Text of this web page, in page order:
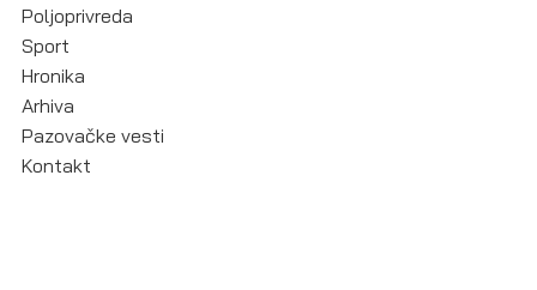
Poljoprivreda
Sport
Hronika
Arhiva
Pazovačke vesti
Kontakt